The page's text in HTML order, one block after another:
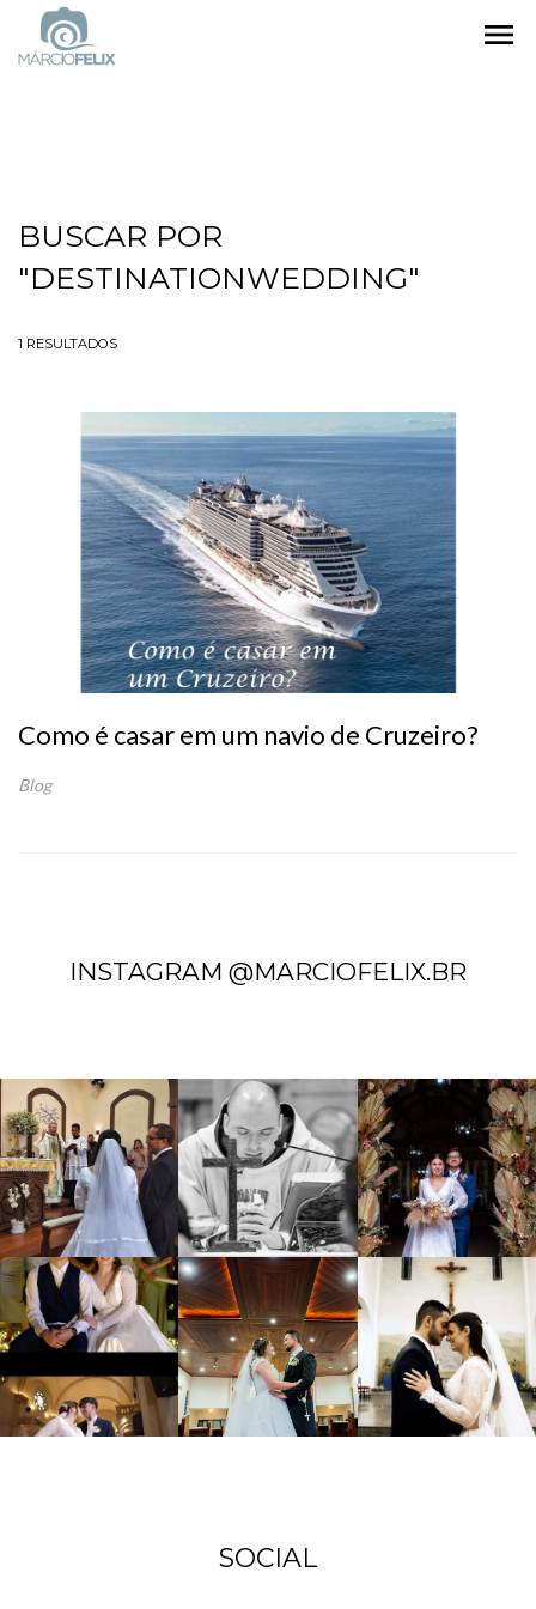
menu
BUSCAR POR
"DESTINATIONWEDDING"
1 RESULTADOS
Como é casar em um navio de Cruzeiro?
Blog
INSTAGRAM @MARCIOFELIX.BR
SOCIAL